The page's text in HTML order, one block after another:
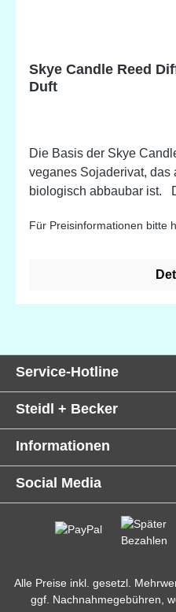
Skye Candle Reed
Duft
Die Basis der Skye
veganes Sojaderivat, das
biologisch abbaubar ist. Die Auswahl umfasst
Bohemian Rose Frankincense & Myrrh (Weihrauch
Mandarine & Bergamotte) Sleep Sensation
Lavender (Lavendel) Lemongrass (Zitronengras)
Für Preisinformationen bitte
Service-Hotline
Steidl + Becker
Informationen
Social Media
Alle Preise inkl. gesetzl.
ggf. Nachnahmegebühren,